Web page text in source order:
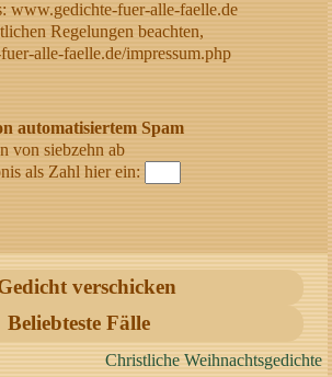
www.gedichte-fuer-alle-faelle.de
Regelungen beachten,
alle-faelle.de/impressum.php
automatisiertem Spam
von siebzehn ab
als Zahl hier ein:
verschicken
Beliebteste Fälle
Christliche Weihnachtsgedichte